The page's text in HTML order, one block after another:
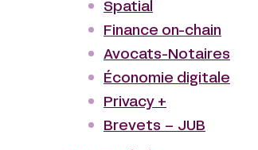
Spatial
Finance on-chain
Avocats-Notaires
Économie digitale
Privacy +
Brevets – JUB